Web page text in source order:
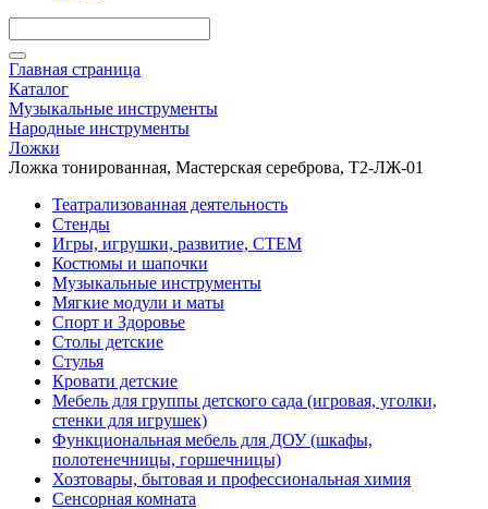
Главная страница
Каталог
Музыкальные инструменты
Народные инструменты
Ложки
Ложка тонированная, Мастерская сереброва, Т2-ЛЖ-01
Театрализованная деятельность
Стенды
Игры, игрушки, развитие, СТЕМ
Костюмы и шапочки
Музыкальные инструменты
Мягкие модули и маты
Спорт и Здоровье
Столы детские
Стулья
Кровати детские
Мебель для группы детского сада (игровая, уголки,
стенки для игрушек)
Функциональная мебель для ДОУ (шкафы,
полотенечницы, горшечницы)
Хозтовары, бытовая и профессиональная химия
Сенсорная комната